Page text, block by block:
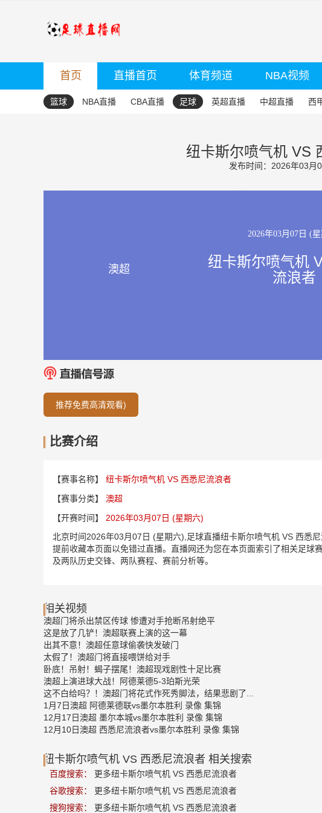
首页 直播首页 体育频道 NBA视频
篮球 NBA直播 CBA直播 足球 英超直播 中超直播 西
纽卡斯尔喷气机 VS
发布时间：2026年03月
2026年03月07日 (
澳超
纽卡斯尔喷气机
流浪者
推荐免费高清观看)
比赛介绍
【赛事名称】
纽卡斯尔喷气机 VS 西悉尼流浪者
【赛事分类】
澳超
【开赛时间】
2026年03月07日 (星期六)
北京时间2026年03月07日 (星期六),足球直播纽卡斯尔喷气机 VS 西悉
提前收藏本页面以免错过直播。直播网还为您在本页面索引了相关足球
及两队历史交锋、两队赛程、赛前分析等。
相关视频
澳超门将杀出禁区传球 惨遭对手抢断吊射绝平
这是放了几铲！澳超联赛上演的这一幕
出其不意！澳超任意球偷袭快发破门
太假了！澳超门将直接喂饼给对手
卧底！吊射！蝎子摆尾！澳超现戏剧性十足比赛
澳超上演进球大战！阿德莱德5-3珀斯光荣
这不白给吗？！澳超门将花式作死秀脚法，结果悲剧了...
1月7日澳超 阿德莱德联vs墨尔本胜利 录像 集锦
12月17日澳超 墨尔本城vs墨尔本胜利 录像 集锦
12月10日澳超 西悉尼流浪者vs墨尔本胜利 录像 集锦
纽卡斯尔喷气机 VS 西悉尼流浪者 相关搜索
百度搜索：
更多纽卡斯尔喷气机 VS 西悉尼流浪者
谷歌搜索：
更多纽卡斯尔喷气机 VS 西悉尼流浪者
搜狗搜索：
更多纽卡斯尔喷气机 VS 西悉尼流浪者